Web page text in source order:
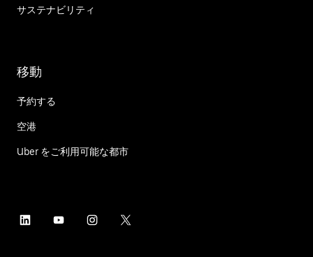
サステナビリティ
移動
予約する
空港
Uber をご利用可能な都市